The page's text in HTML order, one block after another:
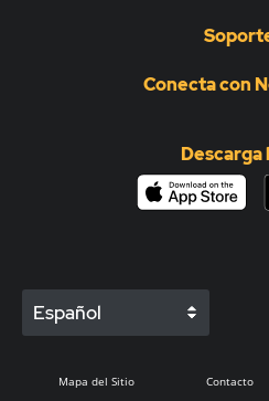
Conecta con
Descarga
Español
Mapa del Sitio Contacto